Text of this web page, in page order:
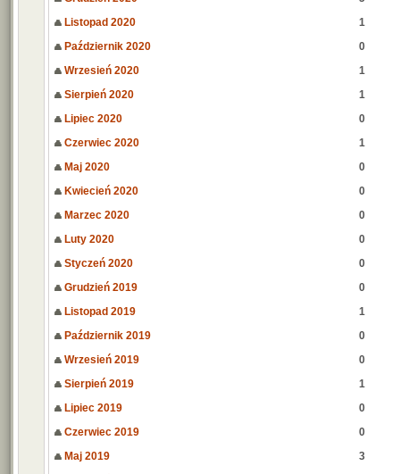
Listopad 2020
1
Październik 2020
0
Wrzesień 2020
1
Sierpień 2020
1
Lipiec 2020
0
Czerwiec 2020
1
Maj 2020
0
Kwiecień 2020
0
Marzec 2020
0
Luty 2020
0
Styczeń 2020
0
Grudzień 2019
0
Listopad 2019
1
Październik 2019
0
Wrzesień 2019
0
Sierpień 2019
1
Lipiec 2019
0
Czerwiec 2019
0
Maj 2019
3